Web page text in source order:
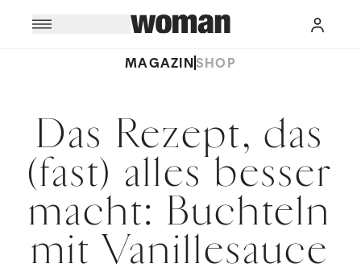
MAGAZINSHOP
Das Rezept, das
(fast) alles besser
macht: Buchteln
mit Vanillesauce